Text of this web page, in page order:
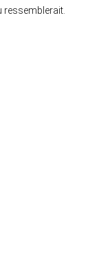
ressemblerait.